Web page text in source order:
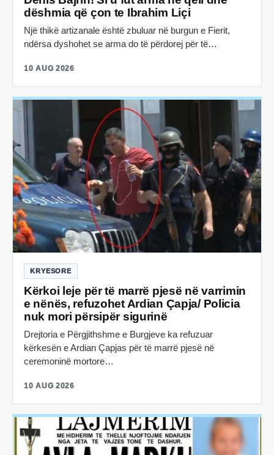
dëshmia që çon te Ibrahim Liçi
Një thikë artizanale është zbuluar në burgun e Fierit,
ndërsa dyshohet se arma do të përdorej për të…
10 AUG 2026
KRYESORE
Kërkoi leje për të marrë pjesë në varrimin
e nënës, refuzohet Ardian Çapja/ Policia
nuk mori përsipër sigurinë
Drejtoria e Përgjithshme e Burgjeve ka refuzuar
kërkesën e Ardian Çapjas për të marrë pjesë në
ceremoninë mortore…
10 AUG 2026